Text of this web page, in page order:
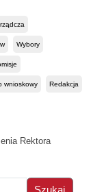
Wybory
wnioskowy Redakcja
Rektora